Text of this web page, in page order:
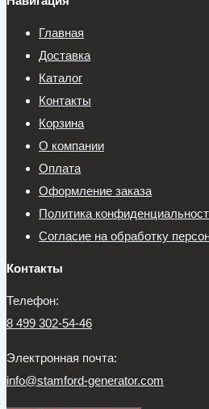
Главная
Доставка
Каталог
Контакты
Корзина
О компании
Оплата
Оформление заказа
Политика
Согласие на обработку
Контакты
Телефон:
8 499 302-54-46
Электронная почта:
info@stamford-generator.com